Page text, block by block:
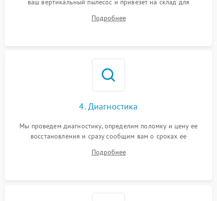
ваш вертикальный пылесос и привезет на склад для
Подробнее
4. Диагностика
Мы проведем диагностику, определим поломку и цену ее
восстановления и сразу сообщим вам о сроках ее
Подробнее